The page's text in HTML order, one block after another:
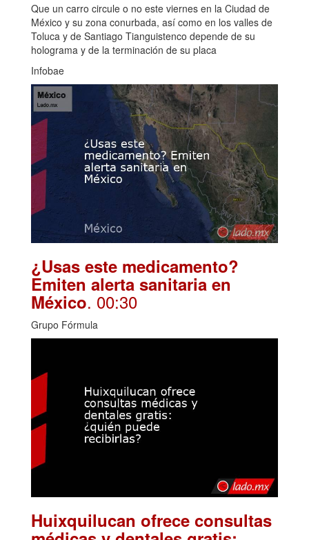
Que un carro circule o no este viernes en la Ciudad de
México y su zona conurbada, así como en los valles de
Toluca y de Santiago Tianguistenco depende de su
holograma y de la terminación de su placa
Infobae
¿Usas este medicamento?
Emiten alerta sanitaria en
México. 00:30
Grupo Fórmula
Huixquilucan ofrece consultas